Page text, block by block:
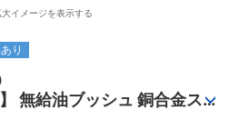
イメージを表示する
り
無給油ブッシュ 銅合金ス
径m6